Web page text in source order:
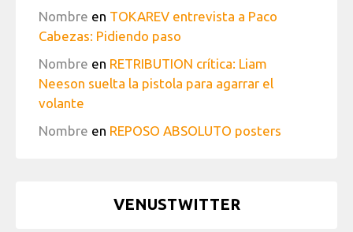
Nombre en TOKAREV entrevista a Paco
Cabezas: Pidiendo paso
Nombre en RETRIBUTION crítica: Liam
Neeson suelta la pistola para agarrar el
volante
Nombre en REPOSO ABSOLUTO posters
VENUSTWITTER